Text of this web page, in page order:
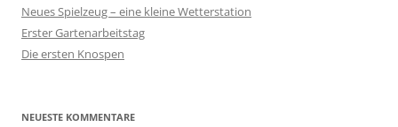
Neues Spielzeug – eine kleine Wetterstation
Erster Gartenarbeitstag
Die ersten Knospen
NEUESTE KOMMENTARE